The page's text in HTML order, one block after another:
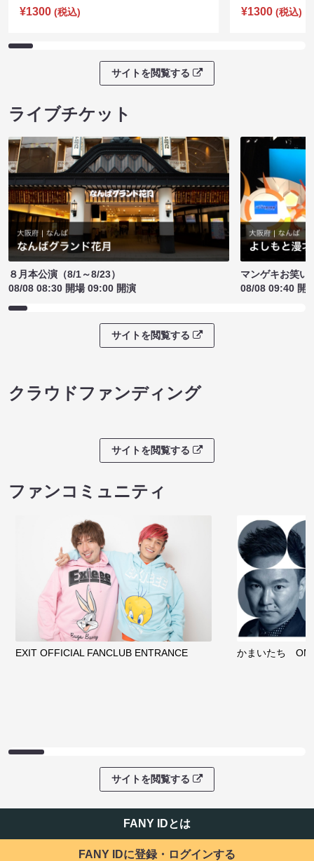
¥1300 (税込)
¥1300 (税込)
サイトを閲覧する
ライブチケット
８月本公演（8/1～8/23）
08/08 08:30 開場 09:00 開演
マンゲキお笑い
08/08 09:40 開
サイトを閲覧する
クラウドファンディング
サイトを閲覧する
ファンコミュニティ
EXIT OFFICIAL FANCLUB ENTRANCE かまいたち
サイトを閲覧する
FANY IDとは
FANY IDに登録・ログインする